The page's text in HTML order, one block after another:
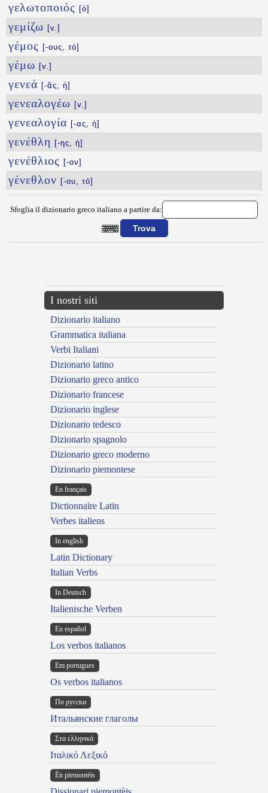
γελωτοποιός [ὁ]
γεμίζω [v.]
γέμος [-ους, τό]
γέμω [v.]
γενεά [-ᾶς, ἡ]
γενεαλογέω [v.]
γενεαλογία [-ας, ἡ]
γενέθλη [-ης, ἡ]
γενέθλιος [-ον]
γένεθλον [-ου, τό]
Sfoglia il dizionario greco italiano a partire da:
I nostri siti
Dizionario italiano
Grammatica italiana
Verbi Italiani
Dizionario latino
Dizionario greco antico
Dizionario francese
Dizionario inglese
Dizionario tedesco
Dizionario spagnolo
Dizionario greco moderno
Dizionario piemontese
En français
Dictionnaire Latin
Verbes italiens
In english
Latin Dictionary
Italian Verbs
In Deutsch
Italienische Verben
En español
Los verbos italianos
Em portugues
Os verbos italianos
По русски
Итальянские глаголы
Στα ελληνικά
Ιταλικό Λεξικό
Ën piemontèis